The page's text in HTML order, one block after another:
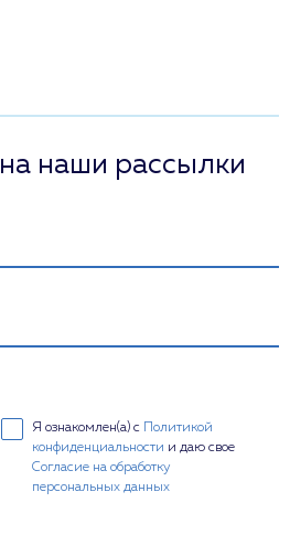
наши рассылки
Я ознакомлен(а) с
Политикой
конфиденциальности и даю свое
Согласие на обработку
персональных данных